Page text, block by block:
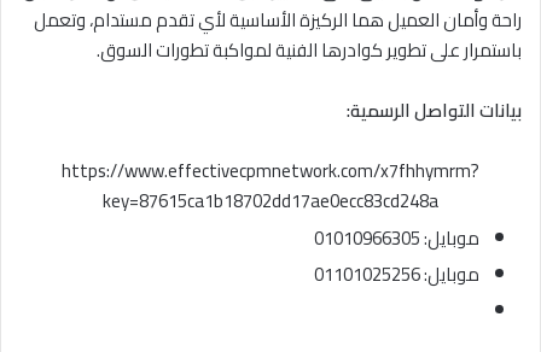
راحة وأمان العميل هما الركيزة الأساسية لأي تقدم مستدام، وتعمل
باستمرار على تطوير كوادرها الفنية لمواكبة تطورات السوق.
بيانات التواصل الرسمية:
https://www.effectivecpmnetwork.com/x7fhhymrm?
key=87615ca1b18702dd17ae0ecc83cd248a
موبايل: 01010966305
موبايل: 01101025256